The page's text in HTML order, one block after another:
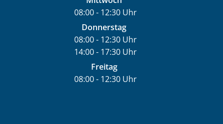
08:00- 12:30Uhr
Von 08:00 bis 12:30 Uhr
Donnerstag
08:00- 12:30Uhr
Von 08:00 bis 12:30 Uhr
14:00- 17:30Uhr
Von 14:00 bis 17:30 Uhr
Freitag
08:00- 12:30Uhr